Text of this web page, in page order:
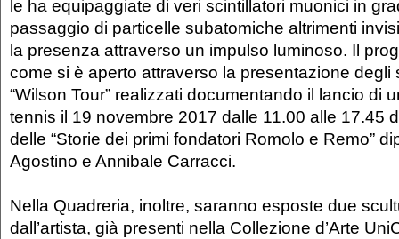
le ha equipaggiate di veri scintillatori muonici in
passaggio di particelle subatomiche altrimenti
la presenza attraverso un impulso luminoso. Il
come si è aperto attraverso la presentazione degli
“Wilson Tour” realizzati documentando il lancio di
tennis il 19 novembre 2017 dalle 11.00 alle 17.45
delle “Storie dei primi fondatori Romolo e Remo”
Agostino e Annibale Carracci.
Nella Quadreria, inoltre, saranno esposte due
dall’artista, già presenti nella Collezione d’Arte